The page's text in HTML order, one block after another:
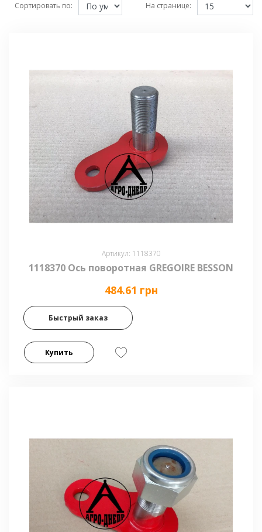
Сортировать по: На странице:
Артикул: 1118370
1118370 Ось поворотная GREGOIRE BESSON
484.61 грн
Быстрый заказ
Купить